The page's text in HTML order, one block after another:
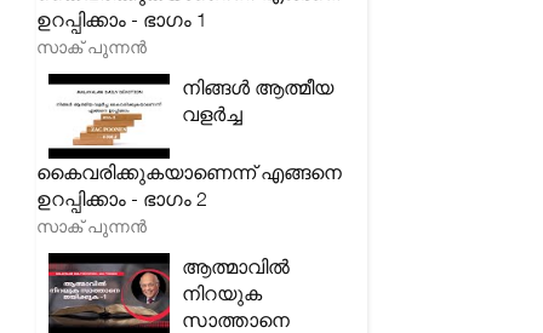
ഉറപ്പിക്കാം - ഭാഗം 1
സാക് പുന്നൻ
നിങ്ങൾ ആത്മീയ
വളർച്ച
കൈവരിക്കുകയാണെന്ന് എങ്ങനെ
ഉറപ്പിക്കാം - ഭാഗം 2
സാക് പുന്നൻ
ആത്മാവിൽ
നിറയുക
സാത്താനെ